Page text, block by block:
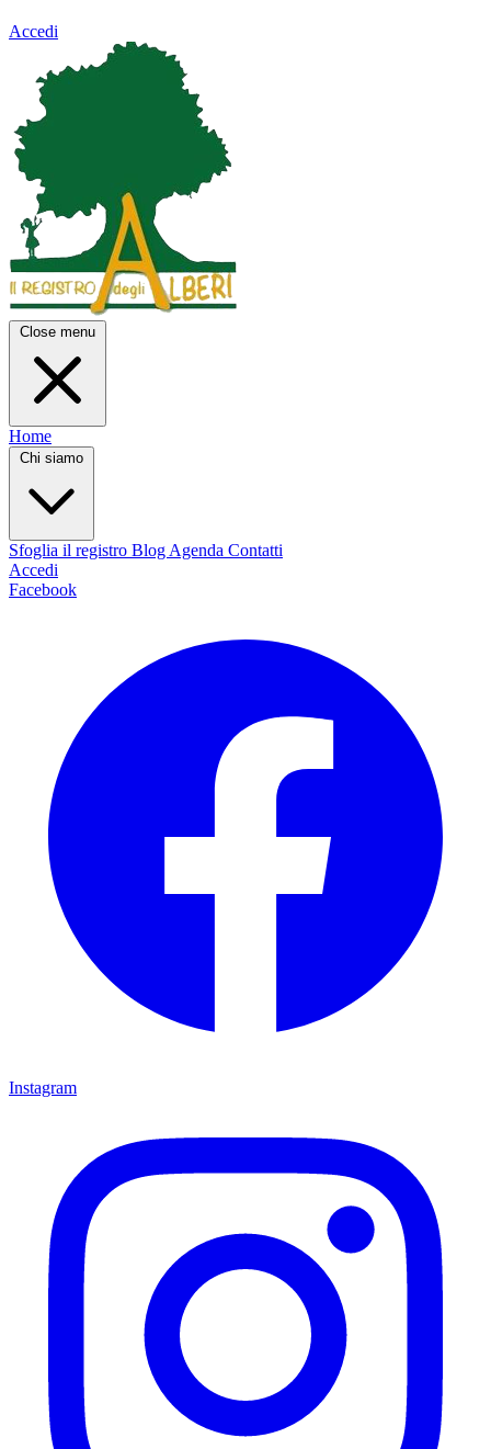
Accedi
Close menu
Home
Chi siamo
Sfoglia il registro Blog Agenda Contatti
Accedi
Facebook
Instagram